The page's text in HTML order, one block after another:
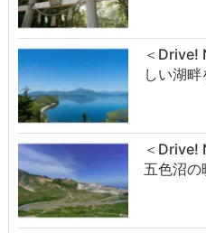
＜Drive!
しい湖
＜Drive!
五色沼